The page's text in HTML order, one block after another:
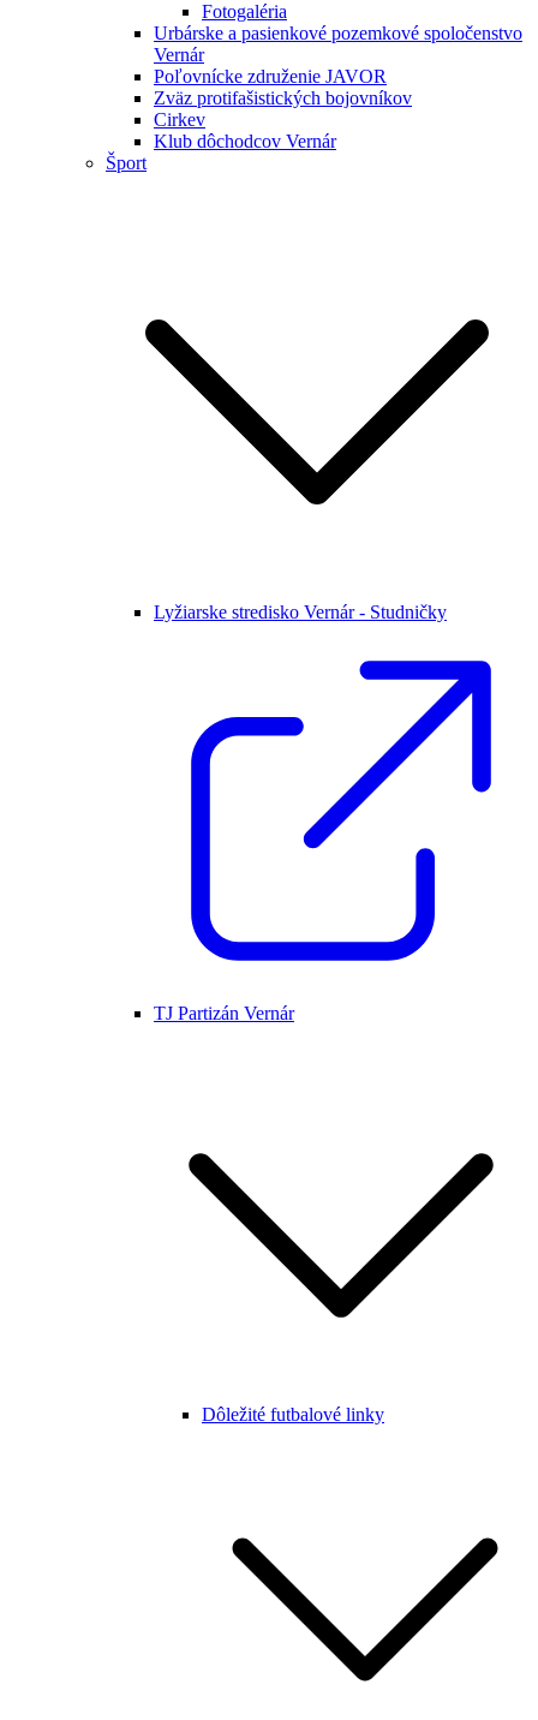
Fotogaléria
Urbárske a pasienkové pozemkové spoločenstvo
Vernár
Poľovnícke združenie JAVOR
Zväz protifašistických bojovníkov
Cirkev
Klub dôchodcov Vernár
Šport
Lyžiarske stredisko Vernár - Studničky
TJ Partizán Vernár
Dôležité futbalové linky